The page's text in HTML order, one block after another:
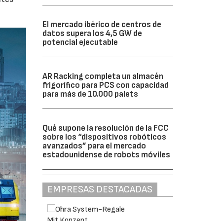
El mercado ibérico de centros de
datos supera los 4,5 GW de
potencial ejecutable
AR Racking completa un almacén
frigorífico para PCS con capacidad
para más de 10.000 palets
Qué supone la resolución de la FCC
sobre los “dispositivos robóticos
avanzados” para el mercado
estadounidense de robots móviles
EMPRESAS DESTACADAS